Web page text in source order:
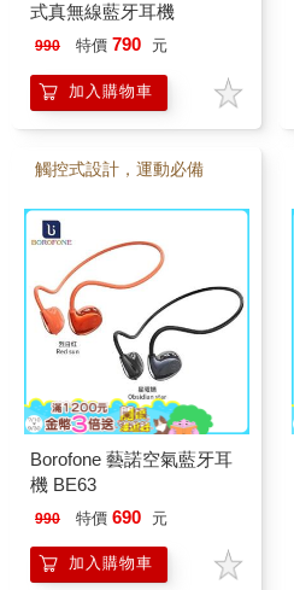
式真無線藍牙耳機
990 特價 790 元
加入購物車
觸控式設計，運動必備
Borofone 藝諾空氣藍牙耳
機 BE63
990 特價 690 元
加入購物車